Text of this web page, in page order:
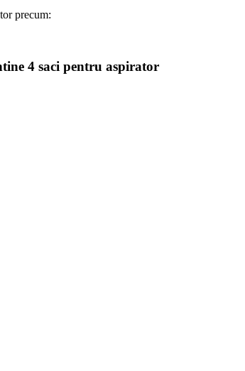
precum:
4 saci pentru aspirator